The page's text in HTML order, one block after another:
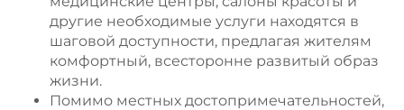
другие необходимые услуги находятся в
шаговой доступности, предлагая жителям
комфортный, всесторонне развитый образ
жизни.
Помимо местных достопримечательностей,